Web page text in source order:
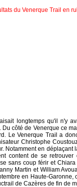
du Venerque Trail en
longtemps qu'il n'y
Du côté de Venerque ce
Le Venerque Trail a
Christophe
Notamment en déplaçant
content de se
sans coup férir et
Martin et William
en Haute-
de Cazères de fin de